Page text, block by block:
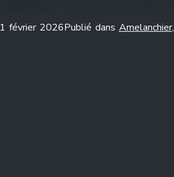
1 février 2026Publié dans Amelanchier,